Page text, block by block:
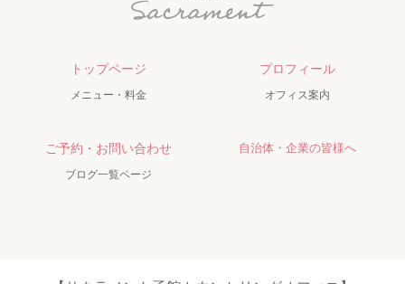
トップページ
メニュー・料金
プロフィール
オフィス案内
ご予約・お問い合わせ
ブログ一覧ページ
自治体・企業の皆様へ